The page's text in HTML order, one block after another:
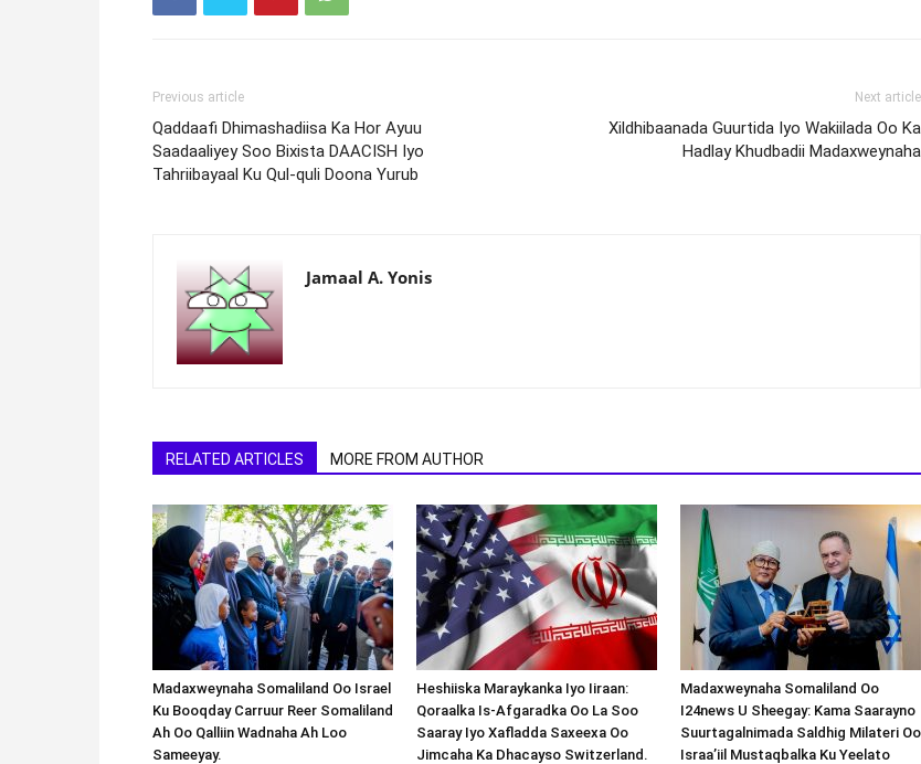
Previous article
Qaddaafi Dhimashadiisa Ka Hor Ayuu
Saadaaliyey Soo Bixista DAACISH Iyo
Tahriibayaal Ku Qul-quli Doona Yurub
Next article
Xildhibaanada Guurtida Iyo Wakiilada Oo Ka
Hadlay Khudbadii Madaxweynaha
Jamaal A. Yonis
RELATED ARTICLES MORE FROM AUTHOR
Madaxweynaha Somaliland Oo Israel
Ku Booqday Carruur Reer Somaliland
Ah Oo Qalliin Wadnaha Ah Loo
Sameeyay.
Heshiiska Maraykanka Iyo Iiraan:
Qoraalka Is-Afgaradka Oo La Soo
Saaray Iyo Xafladda Saxeexa Oo
Jimcaha Ka Dhacayso Switzerland.
Madaxweynaha Somaliland Oo
I24news U Sheegay: Kama Saarayno
Suurtagalnimada Saldhig Milateri Oo
Israa’iil Mustaqbalka Ku Yeelato